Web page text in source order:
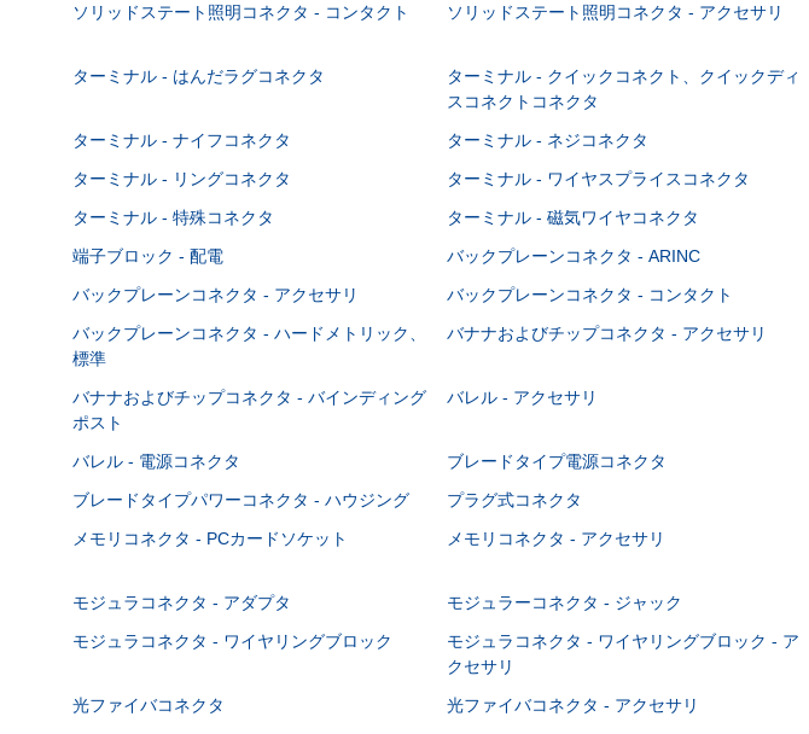
ソリッドステート照明コネクタ - コンタクト
ソリッドステート照明コネクタ - アクセサリ
ターミナル - はんだラグコネクタ
ターミナル - クイックコネクト、クイックディ
スコネクトコネクタ
ターミナル - ナイフコネクタ ターミナル - ネジコネクタ
ターミナル - リングコネクタ
ターミナル - ワイヤスプライスコネクタ
ターミナル - 特殊コネクタ
ターミナル - 磁気ワイヤコネクタ
端子ブロック - 配電
バックプレーンコネクタ - ARINC
バックプレーンコネクタ - アクセサリ
バックプレーンコネクタ - コンタクト
バックプレーンコネクタ - ハードメトリック、
標準
バナナおよびチップコネクタ - アクセサリ
バナナおよびチップコネクタ - バインディング
ポスト
バレル - アクセサリ
バレル - 電源コネクタ ブレードタイプ電源コネクタ
ブレードタイプパワーコネクタ - ハウジング
プラグ式コネクタ
メモリコネクタ - PCカードソケット
メモリコネクタ - アクセサリ
モジュラコネクタ - アダプタ モジュラーコネクタ - ジャック
モジュラコネクタ - ワイヤリングブロック
モジュラコネクタ - ワイヤリングブロック - ア
クセサリ
光ファイバコネクタ 光ファイバコネクタ - アクセサリ